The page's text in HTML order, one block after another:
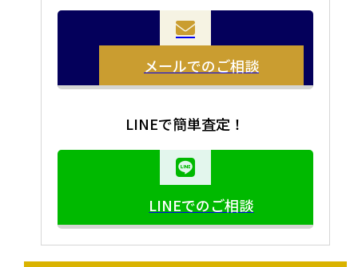
メールでのご相談
LINEで簡単査定！
LINEでのご相談